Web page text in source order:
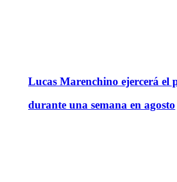
Lucas Marenchino ejercerá el
durante una semana en agosto